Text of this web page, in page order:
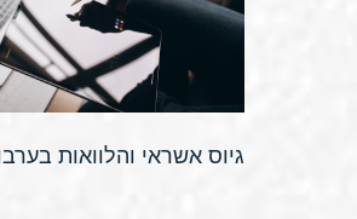
גיוס אשראי והלוואות